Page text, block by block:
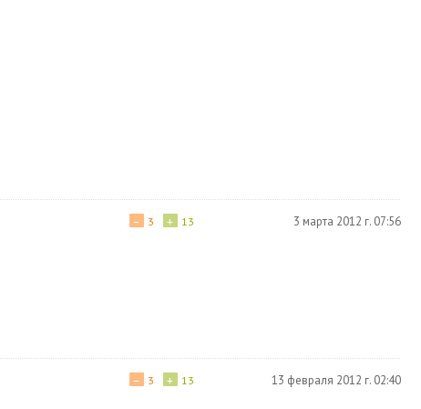
+ 13
− 3 3 марта 2012 г. 07:56
+ 13
− 3 13 февраля 2012 г. 02:40